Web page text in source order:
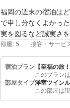
福岡の週末の宿泊は
で申し分なくよかっ
実を図るなど誠実さ
部屋: 5 | 接客・サービ
宿泊プラン 【至福の旅
このプラン
部屋タイプ洋室ツイン
この部屋は